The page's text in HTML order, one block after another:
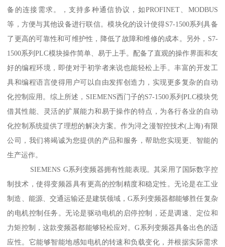
备的连接需求。，支持多种通信协议，如PROFINET、MODBUS
等，方便与其他设备进行联信。模块化的设计使得S7-1500系列具备
了更高的可靠性和可维护性，降低了故障和维修的成本。另外，S7-
1500系列PLC模块操作简单、易于上手。配备了直观的操作界面和友
好的编程环境，即使对于初学者来说也能轻松上手。丰富的开发工
具和编程语言使得用户可以自由发挥创造力，实现更多复杂的自动
化控制应用。综上所述，SIEMENS西门子的S7-1500系列PLC模块凭
借其性能、灵活的扩展能力和易于操作的特点，为各行各业的自动
化控制系统提供了理想的解决方案。作为浔之漫智控技术(上海)有限
公司，我们将竭诚为您提供的产品和服务，帮助您实现更、智能的
生产运作。
SIEMENS G系列变频器拥有性能表现。其采用了国际数字控
制技术，使得变频器具有更高的控制精度和稳定性。无论是在工业
制造、能源、交通运输还是建筑领域，G系列变频器都能够胜任复杂
的电机控制任务。无论是驱动电机的启停控制，还是调速、定位和
力矩控制，这款变频器都能够轻松应对。G系列变频器具备出色的适
应性。它能够智能地感知电机的转速和负载变化，并根据实际需求